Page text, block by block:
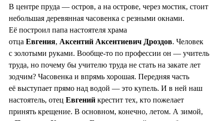
В центре пруда — остров, а на острове, через мостик, стоит
небольшая деревянная часовенка с резными окнами.
Её построил папа настоятеля храма
отца Евгения, Аксентий Аксентиевич Дроздов. Человек
с золотыми руками. Вообще-то по профессии он — учитель
труда, но почему бы учителю труда не стать на закате лет
зодчим? Часовенка и впрямь хорошая. Передняя часть
её выступает прямо над водой — это купель. И в ней наш
настоятель, отец Евгений крестит тех, кто пожелает
принять крещение. В основном, конечно, летом. А зимой,